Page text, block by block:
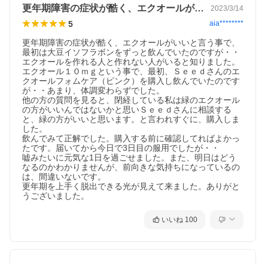
更年期障害の症状が酷く、エクオールがい… 2023/3/14
5 aia********
更年期障害の症状が酷く、エクオールがいいと言う事で、
最初は大豆イソフラボンをずっと飲んでいたのですが・・
エクオールを作れる人と作れない人がいると知りました。
エクオール１０ｍｇという事で、最初、Ｓｅｅｄさんのエ
クオールフォムケア（ピンク）を購入し飲んでいたのです
が・・あまり、体調変わらずでした。
他の方の質問を見ると、閉経している私は緑のエクオール
の方がいいんではないかと思いＳｅｅｄさんに相談する
と、緑の方がいいと思います。と言われすぐに、購入しま
した。
飲んでみて正解でした。購入する前に確認してればよかっ
たです。届いてから今日で3日目の服用でしたが・・
嘘みたいに元気な1日を過ごせました。また、明日はどう
なるのかわかりませんが、前向きな気持ちになっているの
は、間違いないです。
更年期を上手く脱出できる光が見えて来ました。ありがと
いいね 100